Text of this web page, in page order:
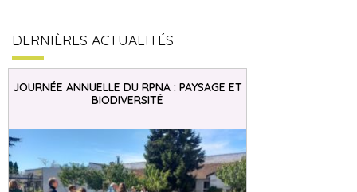
DERNIÈRES ACTUALITÉS
JOURNÉE ANNUELLE DU RPNA : PAYSAGE ET
BIODIVERSITÉ